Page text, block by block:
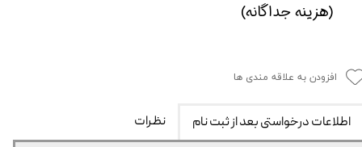
(هزینه جداگانه)
افزودن به علاقه مندی ها
اطلاعات درخواستی بعد از ثبت نام نظرات